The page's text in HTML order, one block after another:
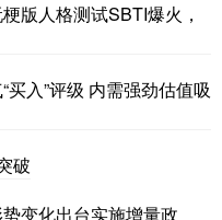
版人格测试SBTI爆火，
入”评级 内需强劲估值吸
破
变化出台实施增量政